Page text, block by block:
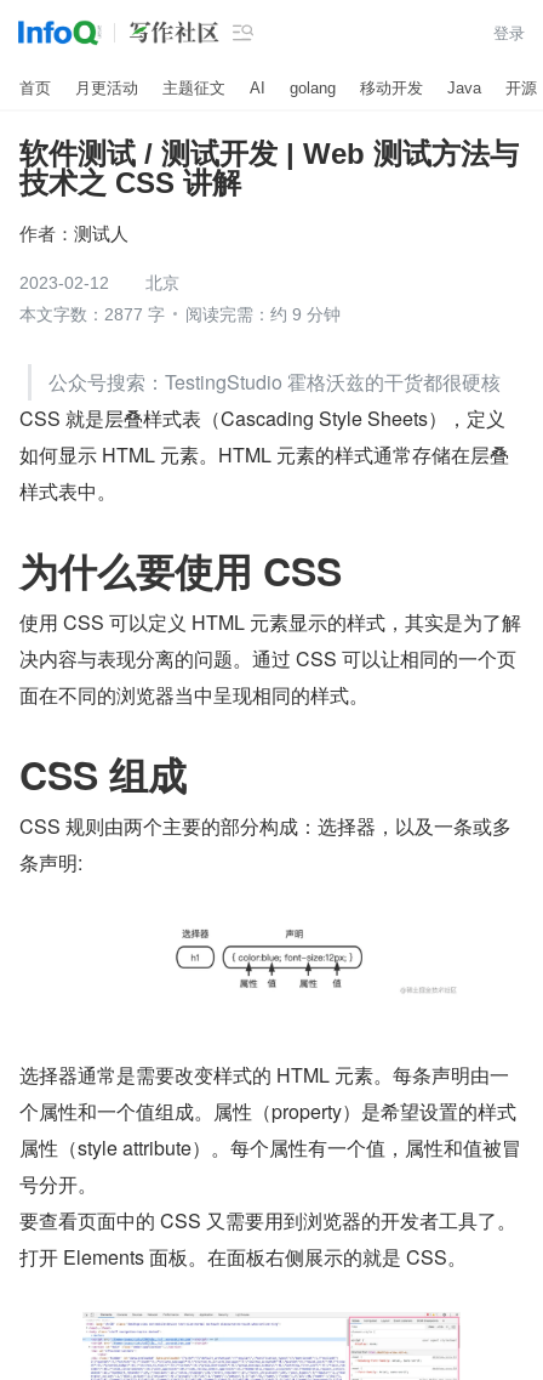
 登录
首页 月更活动 主题征文 AI golang 移动开发 Java 开源
软件测试 / 测试开发 | Web 测试方法与
技术之 CSS 讲解
作者： 测试人
2023-02-12
北京
本文字数：2877 字
阅读完需：约 9 分钟
公众号搜索：TestingStudio 霍格沃兹的干货都很硬核
CSS 就是层叠样式表（Cascading Style Sheets），定义
如何显示 HTML 元素。HTML 元素的样式通常存储在层叠
样式表中。
为什么要使用 CSS
使用 CSS 可以定义 HTML 元素显示的样式，其实是为了解
决内容与表现分离的问题。通过 CSS 可以让相同的一个页
面在不同的浏览器当中呈现相同的样式。
CSS 组成
CSS 规则由两个主要的部分构成：选择器，以及一条或多
条声明:
选择器通常是需要改变样式的 HTML 元素。每条声明由一
个属性和一个值组成。属性（property）是希望设置的样式
属性（style attribute）。每个属性有一个值，属性和值被冒
号分开。
要查看页面中的 CSS 又需要用到浏览器的开发者工具了。
打开 Elements 面板。在面板右侧展示的就是 CSS。